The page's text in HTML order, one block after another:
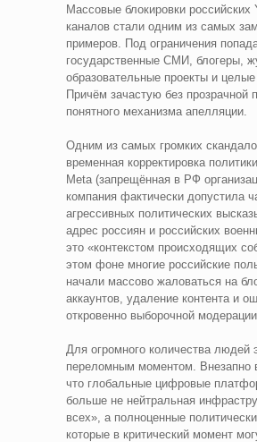
Массовые блокировки российских
каналов стали одним из самых
примеров. Под ограничения
государственные СМИ, блогеры,
образовательные проекты и целые
Причём зачастую без прозрачной
понятного механизма апелляции.
Одним из самых громких
временная корректировка
Meta (запрещённая в РФ
компания фактически допустила
агрессивных политических
адрес россиян и российских
это «контекстом происходящих
этом фоне многие российские
начали массово жаловаться на
аккаунтов, удаление контента и
откровенно выборочной модерации.
Для огромного количества людей
переломным моментом. Внезапно
что глобальные цифровые
больше не нейтральная
всех», а полноценные
которые в критический момент